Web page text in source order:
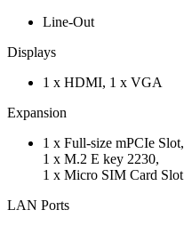
Line-Out
Displays
1 x HDMI, 1 x VGA
Expansion
1 x Full-size mPCIe Slot,
1 x M.2 E key 2230,
1 x Micro SIM Card Slot
LAN Ports